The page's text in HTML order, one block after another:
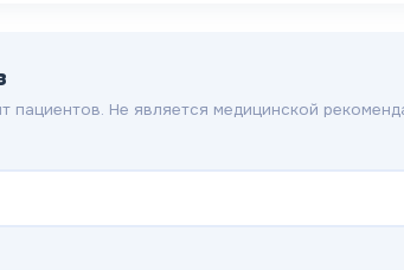
пациентов. Не является медицинской